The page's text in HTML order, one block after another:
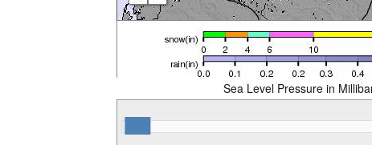
Sea Level Pressure in